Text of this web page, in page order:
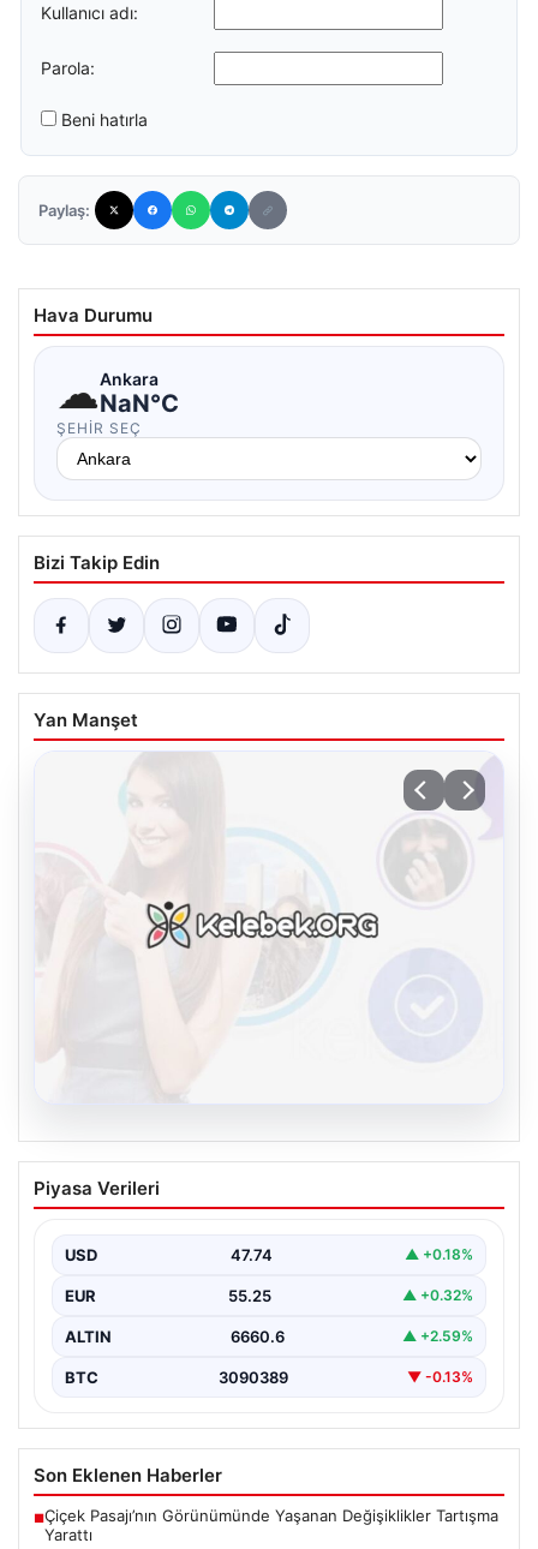
Kullanıcı adı:
Parola:
Beni hatırla
Paylaş:
Hava Durumu
☁Ankara
NaN°C
ŞEHIR SEÇ
Bizi Takip Edin
Yan Manşet
Kelebek sohbet platformu İle Dijital
İletişimin Güvenli Adresi Ve Chat
İnternet çağında bireylerin seviyeli bir biçimde iletişim
birçok…
Piyasa Verileri
USD 47.74 ▲ +0.18%
EUR 55.25 ▲ +0.32%
ALTIN 6660.6 ▲ +2.59%
BTC 3090389 ▼ -0.13%
Son Eklenen Haberler
■Çiçek Pasajı’nın Görünümünde Yaşanan Değişiklikler Tartışma
Yarattı